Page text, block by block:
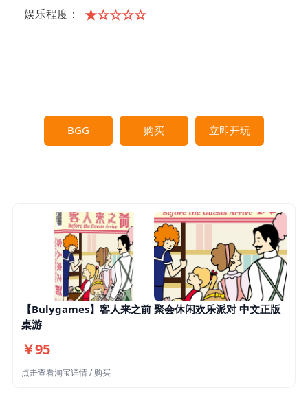
娱乐程度： ★☆☆☆☆
BGG 购买 立即开玩
【Bulygames】客人来之前 聚会休闲欢乐派对 中文正版
桌游
￥95
点击查看淘宝详情 / 购买